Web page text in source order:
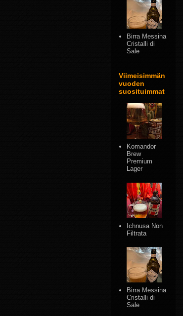
Birra Messina
Cristalli di
Sale
Viimeisimmän
vuoden
suosituimmat
Komandor
Brew
Premium
Lager
Ichnusa Non
Filtrata
Birra Messina
Cristalli di
Sale